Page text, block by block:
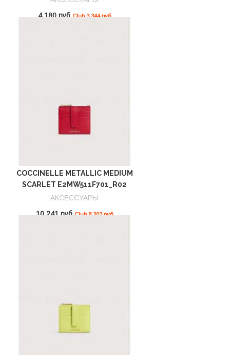
4 180 рубClub 3 344 руб
COCCINELLE METALLIC MEDIUM
SCARLET E2MW511F701_R02
АКСЕССУАРЫ
10 241 рубClub 8 203 руб